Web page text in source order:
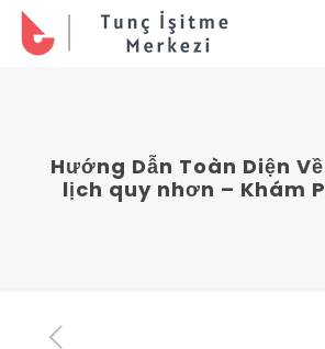
Hướng Dẫn Toàn Diện
lịch quy nhơn – Khám